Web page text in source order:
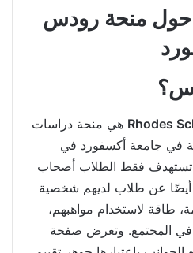
حول منحة رودس
Rhodes هي منحة دراسات
في جامعة أكسفورد في
تستهدف فقط الطلاب أصحاب
أيضًا عن طلاب لديهم شخصية
طاقة لاستخدام مواهبهم،
في المجتمع. وتعرض صفحة